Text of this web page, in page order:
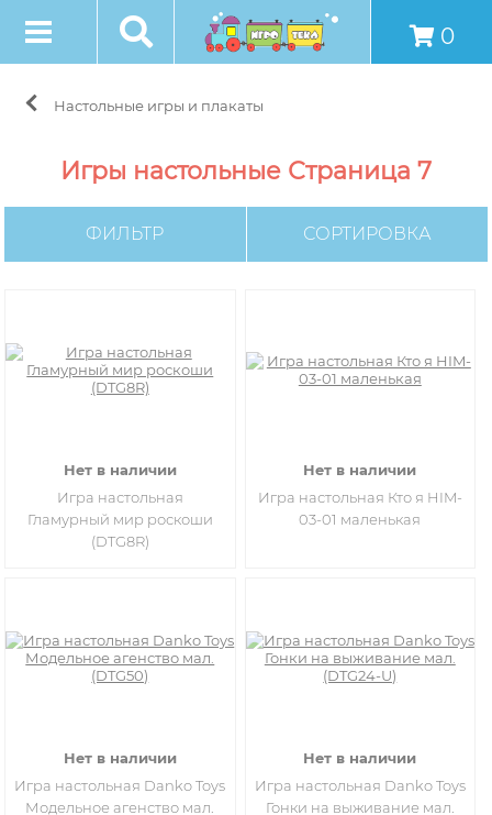
0
Настольные игры и плакаты
Игры настольные Страница 7
ФИЛЬТР СОРТИРОВКА
Нет в наличии
Игра настольная
Гламурный мир роскоши
(DTG8R)
Нет в наличии
Игра настольная Кто я HIM-
03-01 маленькая
Нет в наличии
Игра настольная Danko Toys
Модельное агенство мал.
Нет в наличии
Игра настольная Danko Toys
Гонки на выживание мал.